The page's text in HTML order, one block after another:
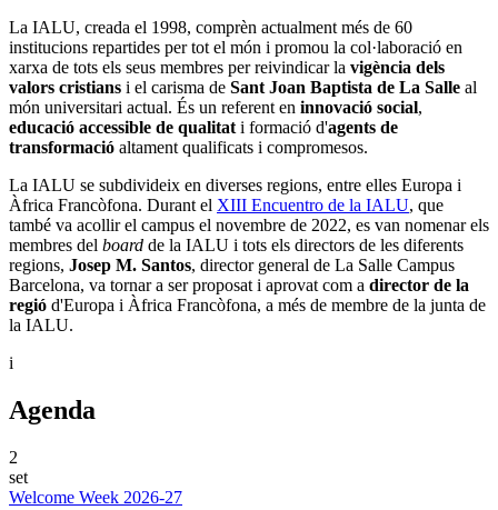
La IALU, creada el 1998, comprèn actualment més de 60
institucions repartides per tot el món i promou la col·laboració en
xarxa de tots els seus membres per reivindicar la vigència dels
valors cristians i el carisma de Sant Joan Baptista de La Salle al
món universitari actual. És un referent en innovació social,
educació accessible de qualitat i formació d'agents de
transformació altament qualificats i compromesos.
La IALU se subdivideix en diverses regions, entre elles Europa i
Àfrica Francòfona. Durant el XIII Encuentro de la IALU, que
també va acollir el campus el novembre de 2022, es van nomenar els
membres del board de la IALU i tots els directors de les diferents
regions, Josep M. Santos, director general de La Salle Campus
Barcelona, ​​va tornar a ser proposat i aprovat com a director de la
regió d'Europa i Àfrica Francòfona, a més de membre de la junta de
la IALU.
i
Agenda
2
set
Welcome Week 2026-27